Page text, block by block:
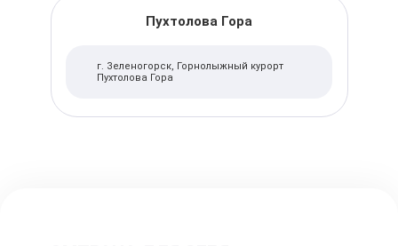
Пухтолова Гора
г. Зеленогорск, Горнолыжный курорт
Пухтолова Гора